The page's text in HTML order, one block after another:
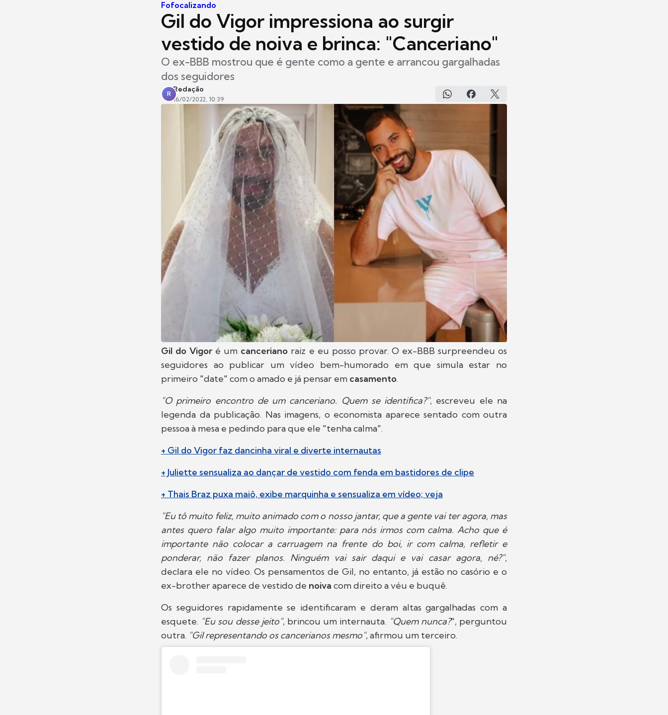
Fofocalizando
Gil do Vigor impressiona ao surgir
vestido de noiva e brinca: "Canceriano"
O ex-BBB mostrou que é gente como a gente e arrancou gargalhadas
dos seguidores
R
Redação
16/02/2022, 10:39
Gil do Vigor é um canceriano raiz e eu posso provar. O ex-BBB surpreendeu os
seguidores ao publicar um vídeo bem-humorado em que simula estar no
primeiro "date" com o amado e já pensar em casamento.
"O primeiro encontro de um canceriano. Quem se identifica?", escreveu ele na
legenda da publicação. Nas imagens, o economista aparece sentado com outra
pessoa à mesa e pedindo para que ele "tenha calma".
+ Gil do Vigor faz dancinha viral e diverte internautas
+ Juliette sensualiza ao dançar de vestido com fenda em bastidores de clipe
+ Thais Braz puxa maiô, exibe marquinha e sensualiza em vídeo; veja
"Eu tô muito feliz, muito animado com o nosso jantar, que a gente vai ter agora, mas
antes quero falar algo muito importante: para nós irmos com calma. Acho que é
importante não colocar a carruagem na frente do boi, ir com calma, refletir e
ponderar, não fazer planos. Ninguém vai sair daqui e vai casar agora, né?",
declara ele no vídeo. Os pensamentos de Gil, no entanto, já estão no casório e o
ex-brother aparece de vestido de noiva com direito a véu e buquê.
Os seguidores rapidamente se identificaram e deram altas gargalhadas com a
esquete. "Eu sou desse jeito", brincou um internauta. "Quem nunca?", perguntou
outra. "Gil representando os cancerianos mesmo", afirmou um terceiro.